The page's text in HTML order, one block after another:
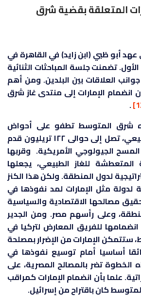
المتعلقة بقضية شرق
أبو ظبي (ابن زايد) في القاهرة في
تضمنت جلسة المباحثات الثنائية
العلاقات بين البلدين. ومن أهم
انضمام الإمارات إلى منتدى غاز شرق
.
شرق المتوسط تطفو على أحواض
ضخمة من الغاز الطبيعي، تصل إلى حوالى ١٢٢ تريليون قدم
الجيولوجي الأمريكية. وقربها
المتعطشة للغاز الطبيعي، يجعلها
لدول المنطقة. ولكن هذا الكنز
لدولة مثل الإمارات لمد نفوذها في
مصالحها الاقتصادية والسياسية
وعلى رأسهم مصر. ومن الجدير
انضمامها للفريق المعارض لتركيا في
الإمارات من الإضرار بمصلحة
أساسيا أمام توسيع نفوذها في
الخطوة تضر بالمصالح المصرية، على
علما بأن انضمام الإمارات كمراقب
كان باقتراح من إسرائيل.